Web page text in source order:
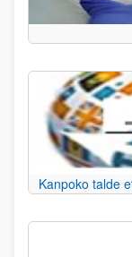
Kanpoko talde